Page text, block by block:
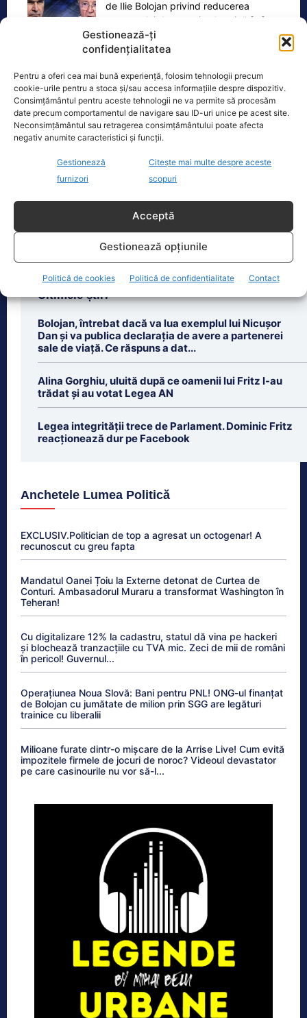
Gestionează-ți
confidențialitatea
Pentru a oferi cea mai bună experiență, folosim tehnologii precum
cookie-urile pentru a stoca și/sau accesa informațiile despre dispozitiv.
Consimțământul pentru aceste tehnologii ne va permite să procesăm
date precum comportamentul de navigare sau ID-uri unice pe acest site.
Neconsimțământul sau retragerea consimțământului poate afecta
negativ anumite caracteristici și funcții.
Gestionează
furnizori
Citește mai multe despre aceste
scopuri
Acceptă
Gestionează opțiunile
Politică de cookies Politică de confidențialitate Contact
de Ilie Bolojan privind reducerea
consumului de energie electrică [...]
Oficiul de Știri
Copil din Reghin, salvat după ce și-a prins mâna în
mașina…
Un copil de doar 2 ani din Reghin a
trecut printr-un moment dramatic,
Ultimele știri
Bolojan, întrebat dacă va lua exemplul lui Nicușor
Dan și va publica declarația de avere a partenerei
sale de viață. Ce răspuns a dat...
Alina Gorghiu, uluită după ce oamenii lui Fritz l-au
trădat şi au votat Legea AN
Legea integrității trece de Parlament. Dominic Fritz
reacționează dur pe Facebook
Anchetele Lumea Politică
EXCLUSIV.Politician de top a agresat un octogenar! A
recunoscut cu greu fapta
Mandatul Oanei Țoiu la Externe detonat de Curtea de
Conturi. Ambasadorul Muraru a transformat Washington în
Teheran!
Cu digitalizare 12% la cadastru, statul dă vina pe hackeri
și blochează tranzacțiile cu TVA mic. Zeci de mii de români
în pericol! Guvernul...
Operațiunea Noua Slovă: Bani pentru PNL! ONG-ul finanțat
de Bolojan cu jumătate de milion prin SGG are legături
trainice cu liberalii
Milioane furate dintr-o mișcare de la Arrise Live! Cum evită
impozitele firmele de jocuri de noroc? Videoul devastator
pe care casinourile nu vor să-l...